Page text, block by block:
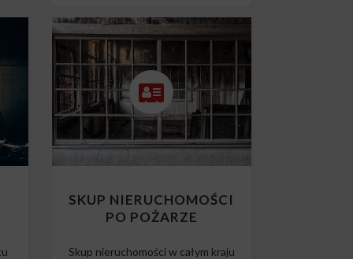
SKUP NIERUCHOMOŚCI
PO POŻARZE
Skup nieruchomości w całym kraju